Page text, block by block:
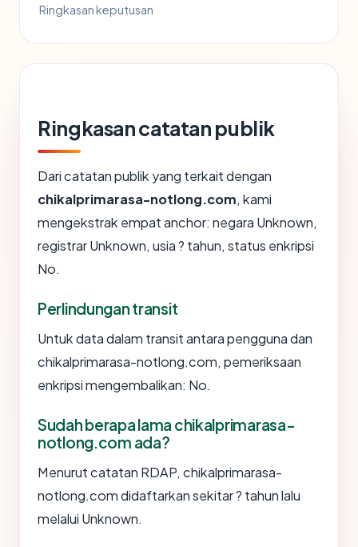
Ringkasan keputusan
Ringkasan catatan publik
Dari catatan publik yang terkait dengan
chikalprimarasa-notlong.com, kami
mengekstrak empat anchor: negara Unknown,
registrar Unknown, usia ? tahun, status enkripsi
No.
Perlindungan transit
Untuk data dalam transit antara pengguna dan
chikalprimarasa-notlong.com, pemeriksaan
enkripsi mengembalikan: No.
Sudah berapa lama chikalprimarasa-
notlong.com ada?
Menurut catatan RDAP, chikalprimarasa-
notlong.com didaftarkan sekitar ? tahun lalu
melalui Unknown.